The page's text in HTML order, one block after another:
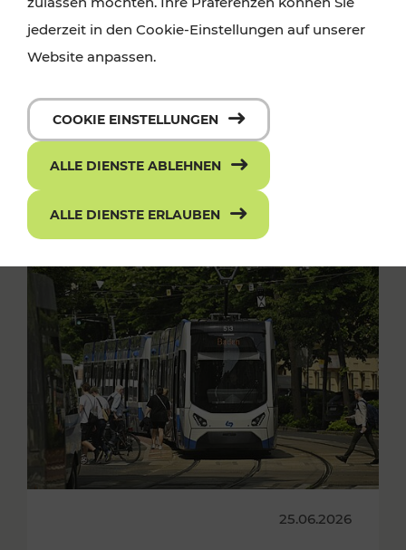
25.06.2026
jederzeit in den Cookie-Einstellungen auf unserer
Website anpassen.
COOKIE EINSTELLUNGEN
ALLE DIENSTE ABLEHNEN
ALLE DIENSTE ERLAUBEN